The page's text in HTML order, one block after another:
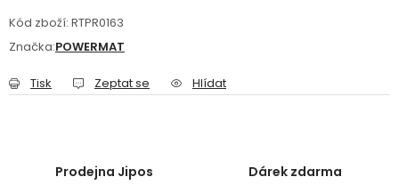
Kód zboží: RTPR0163
Značka:POWERMAT
Tisk Zeptat se Hlídat
Prodejna Jipos Dárek zdarma